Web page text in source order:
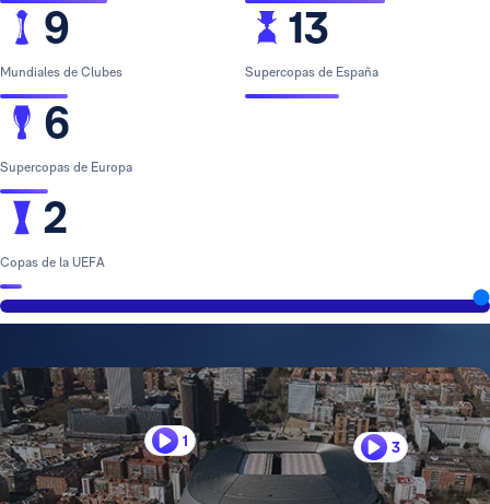
9
Mundiales de Clubes
6
Supercopas de Europa
2
Copas de la UEFA
13
Supercopas de España
1 3